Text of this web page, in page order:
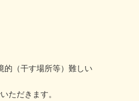
的（干す場所等）難しい
ただきます。